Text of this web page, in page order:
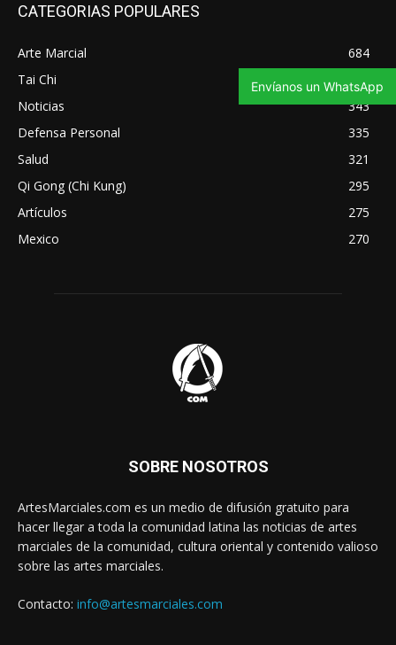
CATEGORIAS POPULARES
Arte Marcial
684
Tai Chi
347
Noticias
343
Defensa Personal
335
Salud
321
Qi Gong (Chi Kung)
295
Artículos
275
Mexico
270
SOBRE NOSOTROS
ArtesMarciales.com es un medio de difusión gratuito para
hacer llegar a toda la comunidad latina las noticias de artes
marciales de la comunidad, cultura oriental y contenido valioso
sobre las artes marciales.
Contacto: info@artesmarciales.com
Envíanos un WhatsApp